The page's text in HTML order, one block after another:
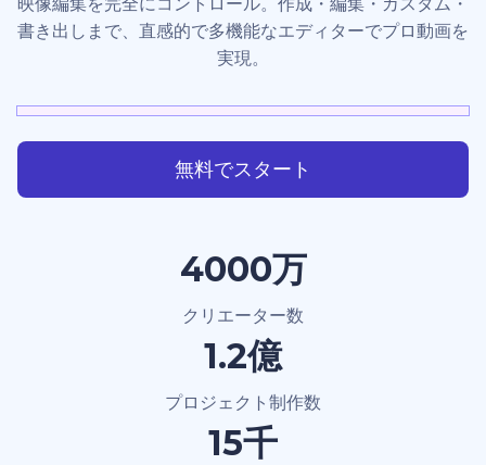
書き出しまで、直感的で多機能なエディターでプロ動画を
実現。
無料でスタート
4000万
クリエーター数
1.2億
プロジェクト制作数
15千